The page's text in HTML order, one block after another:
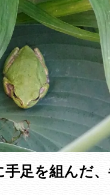
手足を組んだ